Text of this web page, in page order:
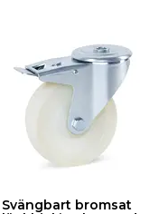
Svängbart bromsat